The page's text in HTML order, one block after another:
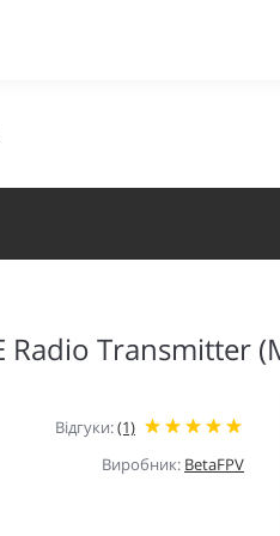
Radio Transmitter
Відгуки:(1)
Виробник: BetaFPV